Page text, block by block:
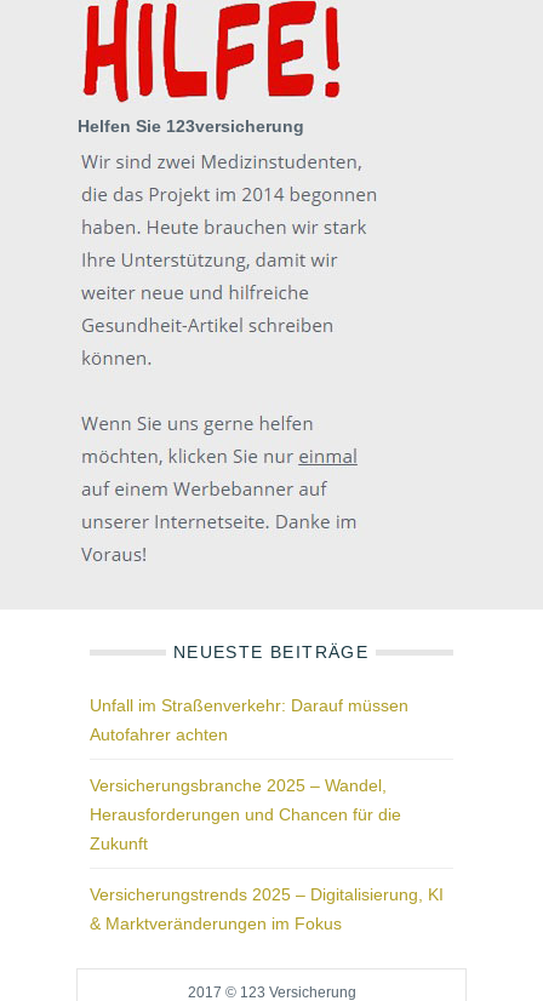
Helfen Sie 123versicherung
NEUESTE BEITRÄGE
Unfall im Straßenverkehr: Darauf müssen
Autofahrer achten
Versicherungsbranche 2025 – Wandel,
Herausforderungen und Chancen für die
Zukunft
Versicherungstrends 2025 – Digitalisierung, KI
& Marktveränderungen im Fokus
2017 © 123 Versicherung